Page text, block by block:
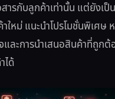
ารกับลูกค้าเท่านั้น แต่ยังเ
ใหม่ แนะนำโปรโมชั่นพิเ
ละการนำเสนอสินค้าที่ถูก
ได้